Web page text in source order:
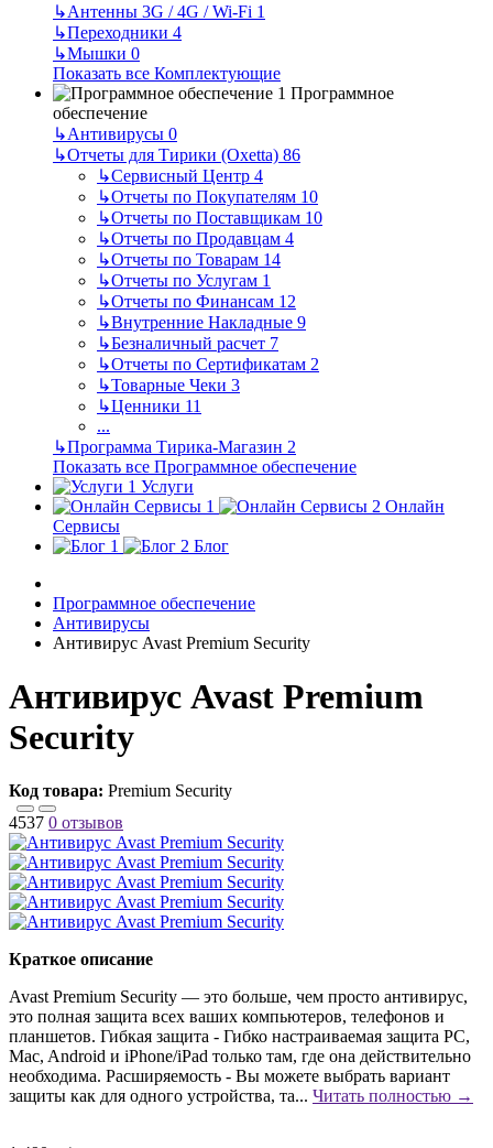
↳Антенны 3G / 4G / Wi-Fi 1
↳Переходники 4
↳Мышки 0
Показать все Комплектующие
Программное
обеспечение
↳Антивирусы 0
↳Отчеты для Тирики (Oxetta) 86
↳Сервисный Центр 4
↳Отчеты по Покупателям 10
↳Отчеты по Поставщикам 10
↳Отчеты по Продавцам 4
↳Отчеты по Товарам 14
↳Отчеты по Услугам 1
↳Отчеты по Финансам 12
↳Внутренние Накладные 9
↳Безналичный расчет 7
↳Отчеты по Сертификатам 2
↳Товарные Чеки 3
↳Ценники 11
...
↳Программа Тирика-Магазин 2
Показать все Программное обеспечение
Услуги
Онлайн
Сервисы
Блог
Программное обеспечение
Антивирусы
Антивирус Avast Premium Security
Антивирус Avast Premium
Security
Код товара: Premium Security
4537 0 отзывов
Краткое описание
Avast Premium Security — это больше, чем просто антивирус,
это полная защита всех ваших компьютеров, телефонов и
планшетов. Гибкая защита - Гибко настраиваемая защита PC,
Mac, Android и iPhone/iPad только там, где она действительно
необходима. Расширяемость - Вы можете выбрать вариант
защиты как для одного устройства, та... Читать полностью →